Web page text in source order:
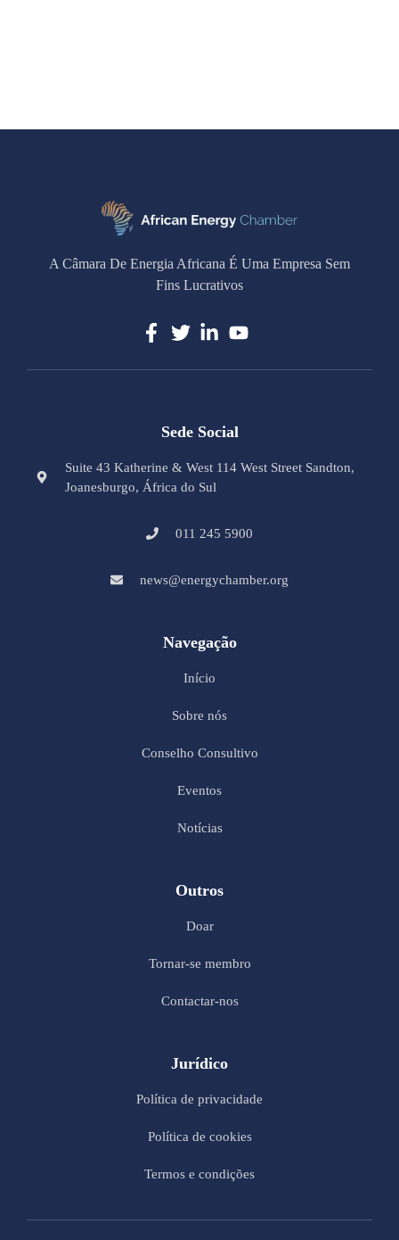
A Câmara De Energia Africana É Uma Empresa Sem
Fins Lucrativos
Sede Social
Suite 43 Katherine & West 114 West Street Sandton,
Joanesburgo, África do Sul
011 245 5900
news@energychamber.org
Navegação
Início
Sobre nós
Conselho Consultivo
Eventos
Notícias
Outros
Doar
Tornar-se membro
Contactar-nos
Jurídico
Política de privacidade
Política de cookies
Termos e condições